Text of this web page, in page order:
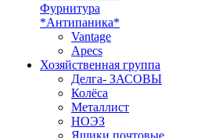
Фурнитура
*Антипаника*
Vantage
Apecs
Хозяйственная группа
Делга- ЗАСОВЫ
Колёса
Металлист
НОЭЗ
Ящики почтовые